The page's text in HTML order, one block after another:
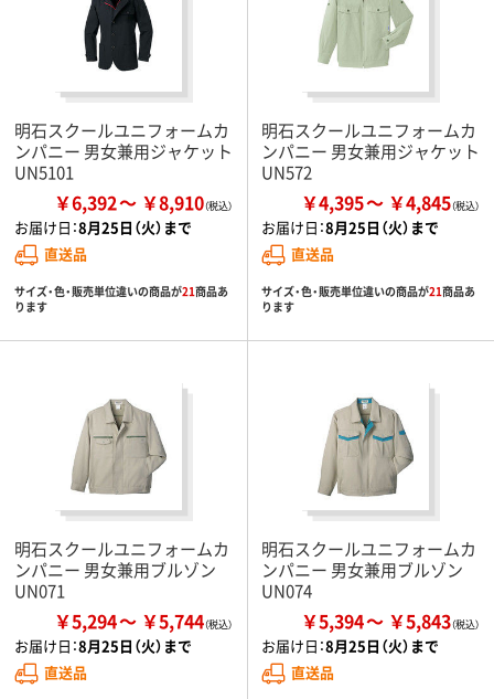
明石スクールユニフォームカ
ンパニー 男女兼用ジャケット
UN5101
￥6,392 ￥8,910
お届け日：8月25日（火）まで
直送品
サイズ・色・販売単位違いの商品が21商品あ
ります
明石スクールユニフォームカ
ンパニー 男女兼用ジャケット
UN572
￥4,395 ￥4,845
お届け日：8月25日（火）まで
直送品
サイズ・色・販売単位違いの商品が21商品あ
ります
明石スクールユニフォームカ
ンパニー 男女兼用ブルゾン
UN071
￥5,294 ￥5,744
お届け日：8月25日（火）まで
直送品
明石スクールユニフォームカ
ンパニー 男女兼用ブルゾン
UN074
￥5,394 ￥5,843
お届け日：8月25日（火）まで
直送品